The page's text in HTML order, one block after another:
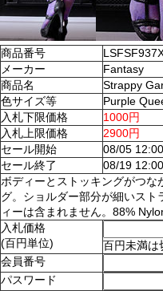
商品番号
メーカー
Fantasy
商品名
Strappy
色サイズ等
Purple
入札下限価格
1000円
入札上限価格
2900円
セール開始
08/05 12:00
セール終了
08/19 12:00
ボディーとストッキングがつ
グ。ショルダー部分が細いス
ィーは含まれません。88%
入札価格
(百円単位)
百円未満は
会員番号
パスワード